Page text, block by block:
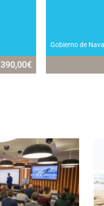
390,00€
Gobierno de